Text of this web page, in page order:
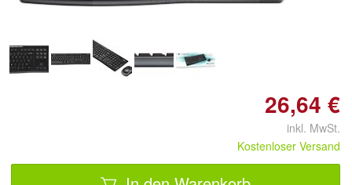
26,64 €
inkl. MwSt.
Kostenloser Versand